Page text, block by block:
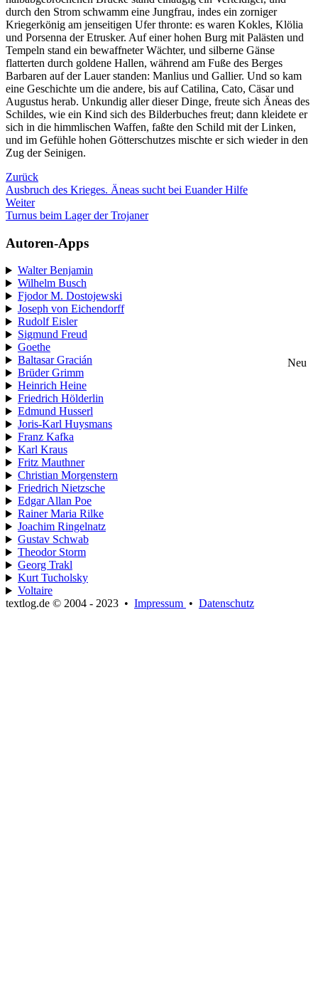
durch den Strom schwamm eine Jungfrau, indes ein zorniger
Kriegerkönig am jenseitigen Ufer thronte: es waren Kokles, Klölia
und Porsenna der Etrusker. Auf einer hohen Burg mit Palästen und
Tempeln stand ein bewaffneter Wächter, und silberne Gänse
flatterten durch goldene Hallen, während am Fuße des Berges
Barbaren auf der Lauer standen: Manlius und Gallier. Und so kam
eine Geschichte um die andere, bis auf Catilina, Cato, Cäsar und
Augustus herab. Unkundig aller dieser Dinge, freute sich Äneas des
Schildes, wie ein Kind sich des Bilderbuches freut; dann kleidete er
sich in die himmlischen Waffen, faßte den Schild mit der Linken,
und im Gefühle hohen Götterschutzes mischte er sich wieder in den
Zug der Seinigen.
Zurück
Ausbruch des Krieges. Äneas sucht bei Euander Hilfe
Weiter
Turnus beim Lager der Trojaner
Autoren-Apps
Walter Benjamin
Wilhelm Busch
Fjodor M. Dostojewski
Joseph von Eichendorff
Rudolf Eisler
Sigmund Freud
Goethe
Baltasar Gracián
Neu
Brüder Grimm
Heinrich Heine
Friedrich Hölderlin
Edmund Husserl
Joris-Karl Huysmans
Franz Kafka
Karl Kraus
Fritz Mauthner
Christian Morgenstern
Friedrich Nietzsche
Edgar Allan Poe
Rainer Maria Rilke
Joachim Ringelnatz
Gustav Schwab
Theodor Storm
Georg Trakl
Kurt Tucholsky
Voltaire
textlog.de © 2004 - 2023 • Impressum • Datenschutz